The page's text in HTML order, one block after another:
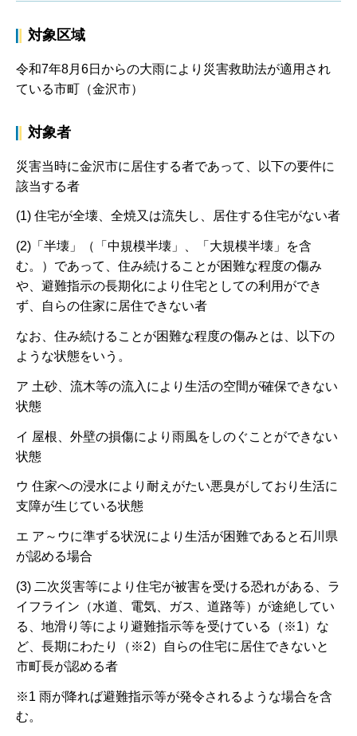
対象区域
令和7年8月6日からの大雨により災害救助法が適用され
ている市町（金沢市）
対象者
災害当時に金沢市に居住する者であって、以下の要件に
該当する者
(1) 住宅が全壊、全焼又は流失し、居住する住宅がない者
(2)「半壊」（「中規模半壊」、「大規模半壊」を含
む。）であって、住み続けることが困難な程度の傷み
や、避難指示の長期化により住宅としての利用ができ
ず、自らの住家に居住できない者
なお、住み続けることが困難な程度の傷みとは、以下の
ような状態をいう。
ア 土砂、流木等の流入により生活の空間が確保できない
状態
イ 屋根、外壁の損傷により雨風をしのぐことができない
状態
ウ 住家への浸水により耐えがたい悪臭がしており生活に
支障が生じている状態
エ ア～ウに準ずる状況により生活が困難であると石川県
が認める場合
(3) 二次災害等により住宅が被害を受ける恐れがある、ラ
イフライン（水道、電気、ガス、道路等）が途絶してい
る、地滑り等により避難指示等を受けている（※1）な
ど、長期にわたり（※2）自らの住宅に居住できないと
市町長が認める者
※1 雨が降れば避難指示等が発令されるような場合を含
む。